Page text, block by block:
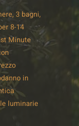
3 bagni,
8-14
Minute
in
luminarie